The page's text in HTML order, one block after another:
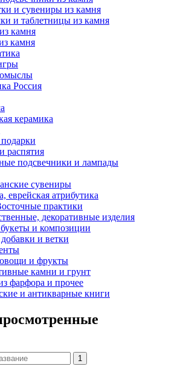
и сувениры из камня
и таблетницы из камня
камня
камня
Россия
керамика
распятия
подсвечники и лампады
сувениры
еврейская атрибутика
практики
декоративные изделия
и композиции
и ветки
и фрукты
камни и грунт
фарфора и прочее
и антикварные книги
1